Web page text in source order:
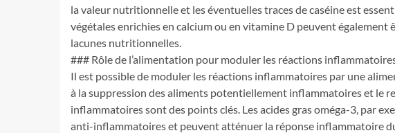
la valeur nutritionnelle et les éventuelles traces de caséine est
végétales enrichies en calcium ou en vitamine D peuvent également
lacunes nutritionnelles.
### Rôle de l’alimentation pour moduler les réactions
Il est possible de moduler les réactions inflammatoires par une
à la suppression des aliments potentiellement inflammatoires et le
inflammatoires sont des points clés. Les acides gras oméga-3, par
anti-inflammatoires et peuvent atténuer la réponse inflammatoire